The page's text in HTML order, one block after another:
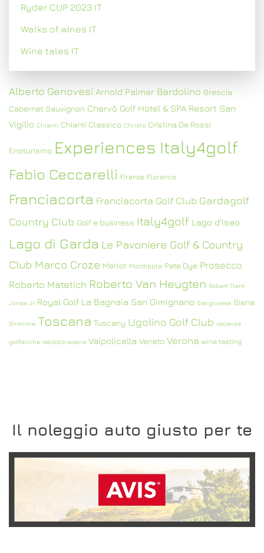
Ryder CUP 2023 IT
Walks of wines IT
Wine tales IT
Alberto Genovesi Arnold Palmer Bardolino Brescia
Cabernet Sauvignon Chervò Golf Hotel & SPA Resort San
Vigilio Chianti Chianti Classico Christo Cristina De Rossi
Enoturismo Experiences Italy4golf
Fabio Ceccarelli Firenze Florence
Franciacorta Franciacorta Golf Club Gardagolf
Country Club Golf e business Italy4golf Lago d'Iseo
Lago di Garda Le Pavoniere Golf & Country
Club Marco Croze Merlot Montisola Pete Dye Prosecco
Roberto Matetich Roberto Van Heugten Robert Trent
Jones Jr Royal Golf La Bagnaia San Gimignano Sangiovese Siena
Sirmione Toscana Tuscany Ugolino Golf Club vacanze
golfistiche Valdobbiadene Valpolicella Veneto Verona wine tasting
Il noleggio auto giusto per te
SCOPRI L'OFFERTA